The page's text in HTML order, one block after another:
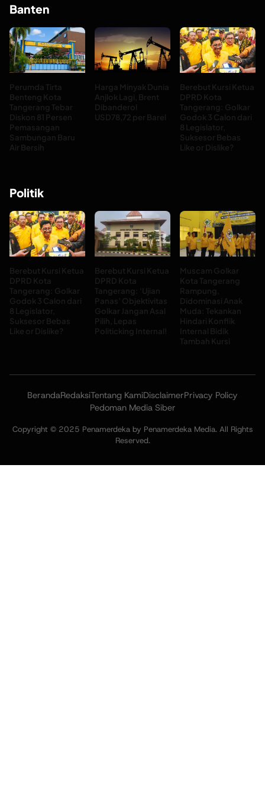
Banten
Perumda Tirta
Benteng Kota
Tangerang Tebar
Diskon 81 Persen
Pemasangan
Sambungan Baru
Air Bersih
Harga Minyak Dunia
Anjlok Lagi, Brent
Dibanderol
USD78,72 per Barel
Berebut Kursi Ketua
DPRD Kota
Tangerang: Golkar
Godok 3 Calon dari
8 Legislator,
Suksesor Bebas
Like or Dislike?
Politik
Berebut Kursi Ketua
DPRD Kota
Tangerang: Golkar
Godok 3 Calon dari
8 Legislator,
Suksesor Bebas
Like or Dislike?
Berebut Kursi Ketua
DPRD Kota
Tangerang: ‘Ujian
Panas’ Objektivitas
Golkar Jangan Asal
Pilih, Lepas
Politicking Internal!
Muscam Golkar
Kota Tangerang
Rampung,
Didominasi Anak
Muda: Tekankan
Hindari Konflik
Internal Bidik
Tambah Kursi
BerandaRedaksiTentang KamiDisclaimerPrivacy Policy
Pedoman Media Siber
Copyright © 2025 Penamerdeka by Penamerdeka Media. All Rights
Reserved.